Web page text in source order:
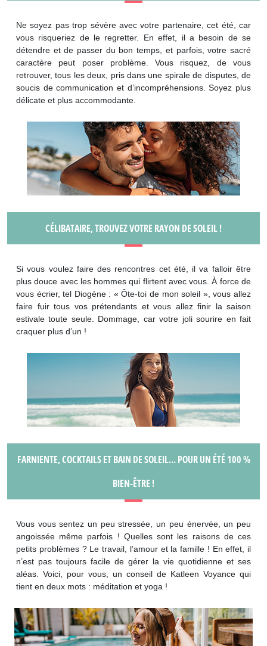
Ne soyez pas trop sévère avec votre partenaire, cet été, car
vous risqueriez de le regretter. En effet, il a besoin de se
détendre et de passer du bon temps, et parfois, votre sacré
caractère peut poser problème. Vous risquez, de vous
retrouver, tous les deux, pris dans une spirale de disputes, de
soucis de communication et d’incompréhensions. Soyez plus
délicate et plus accommodante.
CÉLIBATAIRE, TROUVEZ VOTRE RAYON DE SOLEIL !
Si vous voulez faire des rencontres cet été, il va falloir être
plus douce avec les hommes qui flirtent avec vous. À force de
vous écrier, tel Diogène : « Ôte-toi de mon soleil », vous allez
faire fuir tous vos prétendants et vous allez finir la saison
estivale toute seule. Dommage, car votre joli sourire en fait
craquer plus d’un !
FARNIENTE, COCKTAILS ET BAIN DE SOLEIL… POUR UN ÉTÉ 100 %
BIEN-ÊTRE !
Vous vous sentez un peu stressée, un peu énervée, un peu
angoissée même parfois ! Quelles sont les raisons de ces
petits problèmes ? Le travail, l’amour et la famille ! En effet, il
n’est pas toujours facile de gérer la vie quotidienne et ses
aléas. Voici, pour vous, un conseil de Katleen Voyance qui
tient en deux mots : méditation et yoga !